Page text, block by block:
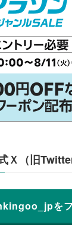
Ｘ（旧Twitter
を